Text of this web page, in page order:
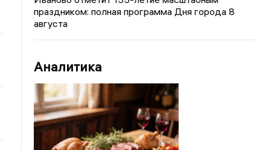
праздником: полная программа Дня города 8
августа
Аналитика